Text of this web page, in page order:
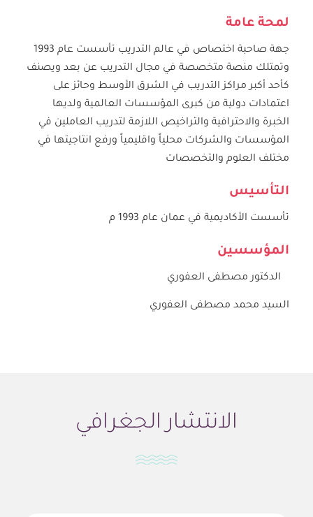
لمحة عامة
جهة صاحبة اختصاص في عالم التدريب تأسست عام 1993
وتمتلك منصة متخصصة في مجال التدريب عن بعد ويصنف
كأحد أكبر مراكز التدريب في الشرق الأوسط وحائز على
اعتمادات دولية من كبرى المؤسسات العالمية ولديها
الخبرة والاحترافية والتراخيص اللازمة لتدريب العاملين في
المؤسسات والشركات محلياً واقليمياً ورفع انتاجيتها في
مختلف العلوم والتخصصات
التأسيس
تأسست الأكاديمية في عمان عام 1993 م
المؤسسين
الدكتور مصطفى العفوري
السيد محمد مصطفى العفوري
الانتشار الجغرافي